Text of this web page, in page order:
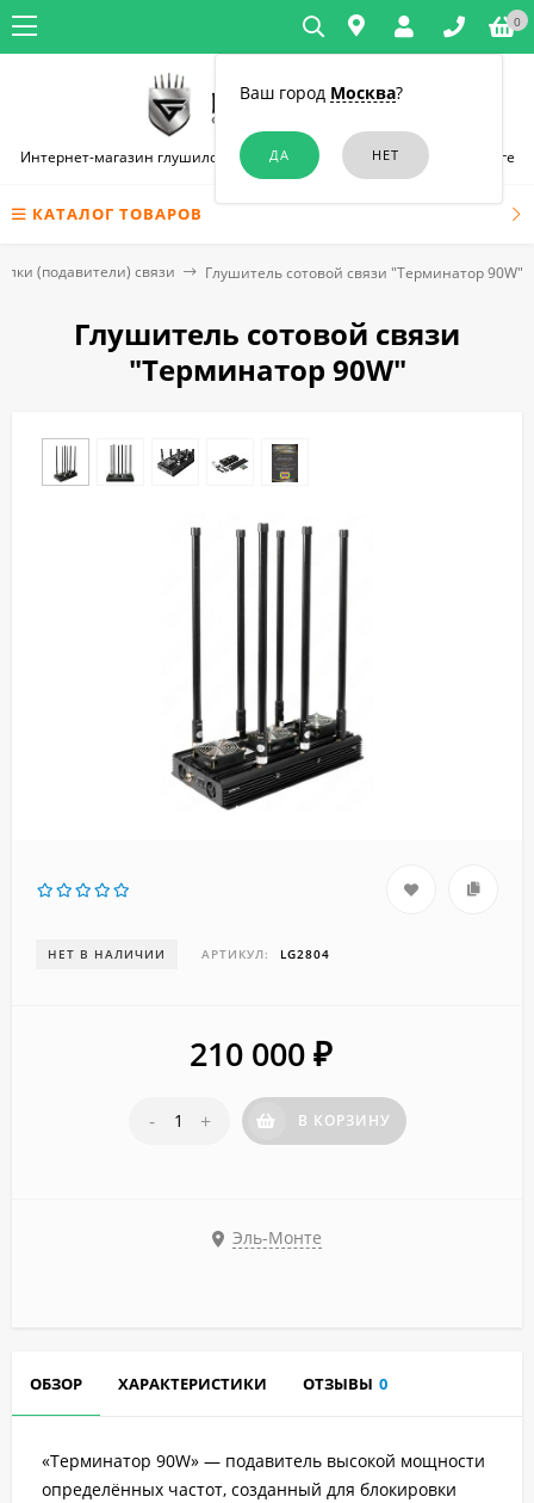
Ваш город Москва?
0
Интернет-магазин глушилок связи и диктофонов в Санкт-Петербурге
КАТАЛОГ ТОВАРОВ
(подавители) связи Глушитель сотовой связи "Терминатор 90W"
Глушитель сотовой связи
"Терминатор 90W"
НЕТ В НАЛИЧИИ АРТИКУЛ: LG2804
210 000 ₽
- + В КОРЗИНУ
Эль-Монте
ОБЗОР ХАРАКТЕРИСТИКИ ОТЗЫВЫ 0
«Терминатор 90W» — подавитель высокой мощности
определённых частот, созданный для блокировки